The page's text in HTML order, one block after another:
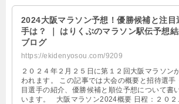
2024大阪マラソン予想！優勝候補と注目
手は？ ｜ はりくぶのマラソン駅伝予想
ブログ
https://ekidenyosou.com/9209
２０２４年２月２５日に第１２回大阪マラソン
われます。 この記事では大会の概要と招待選手
目選手の紹介、優勝候補と順位予想について書
います。 大阪マラソン2024概要 日程：２０２